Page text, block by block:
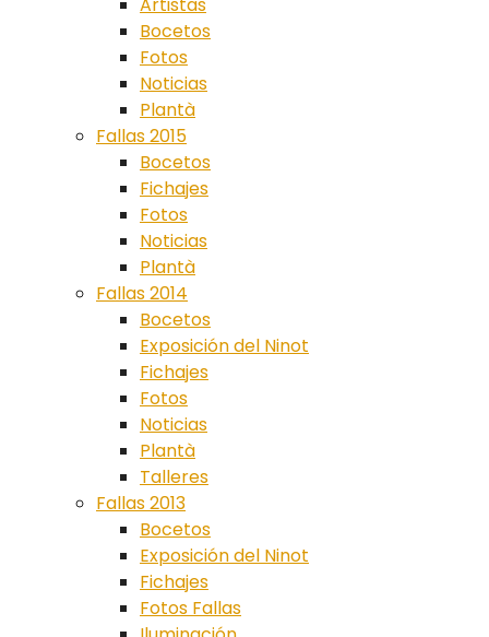
Bocetos
Fotos
Noticias
Plantà
Fallas 2015
Bocetos
Fichajes
Fotos
Noticias
Plantà
Fallas 2014
Bocetos
Exposición del Ninot
Fichajes
Fotos
Noticias
Plantà
Talleres
Fallas 2013
Bocetos
Exposición del Ninot
Fichajes
Fotos Fallas